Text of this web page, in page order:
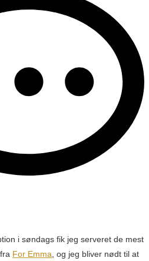
i søndags fik jeg serveret de mest
For Emma , og jeg bliver nødt til at